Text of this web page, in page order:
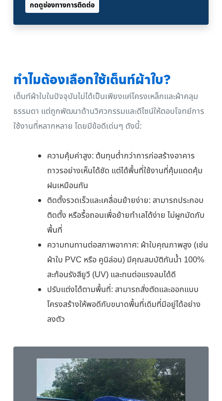
กดดูช่องทางการติดต่อ
ทำไมต้องเลือกใช้เต็นท์ผ้าใบ?
เต็นท์ผ้าใบในปัจจุบันไม่ได้เป็นเพียงแค่โครงเหล็กและผ้าคลุม
ธรรมดา แต่ถูกพัฒนาด้านวิศวกรรมและดีไซน์ให้ตอบโจทย์การ
ใช้งานที่หลากหลาย โดยมีข้อดีเด่นๆ ดังนี้:
ความคุ้มค่าสูง: ต้นทุนต่ำกว่าการก่อสร้างอาคาร
ถาวรอย่างเห็นได้ชัด แต่ได้พื้นที่ใช้งานที่คุ้มแดดคุ้ม
ฝนเหมือนกัน
ติดตั้งรวดเร็วและเคลื่อนย้ายง่าย: สามารถประกอบ
ติดตั้ง หรือรื้อถอนเพื่อย้ายทำเลได้ง่าย ไม่ผูกมัดกับ
พื้นที่
ความทนทานต่อสภาพอากาศ: ผ้าใบคุณภาพสูง (เช่น
ผ้าใบ PVC หรือ คูนิล่อน) มีคุณสมบัติกันน้ำ 100%
สะท้อนรังสียูวี (UV) และทนต่อแรงลมได้ดี
ปรับแต่งได้ตามพื้นที่: สามารถสั่งตัดและออกแบบ
โครงสร้างให้พอดีกับขนาดพื้นที่เดิมที่มีอยู่ได้อย่าง
ลงตัว